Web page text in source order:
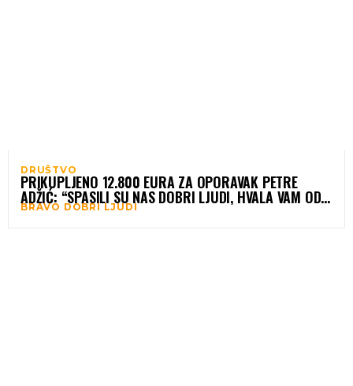
DRUŠTVO
PRIKUPLJENO 12.800 EURA ZA OPORAVAK PETRE
ADŽIĆ: “SPASILI SU NAS DOBRI LJUDI, HVALA VAM OD
SRCA!”
BRAVO DOBRI LJUDI